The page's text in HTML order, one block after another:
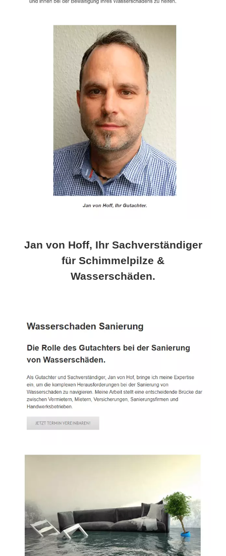
Jan von Hoff, Ihr Sachverständiger
für Schimmelpilze &
Wasserschäden.